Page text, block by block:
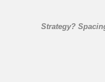
Strategy?